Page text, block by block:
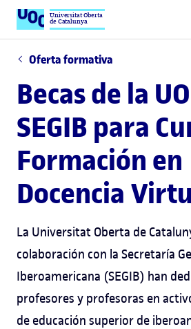
Universitat Oberta
de Catalunya
Oferta formativa
Becas de la
SEGIB para
Formación en
Docencia
La Universitat Oberta de
colaboración con la Secretaría
Iberoamericana (SEGIB) han
profesores y profesoras en
de educación superior de